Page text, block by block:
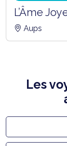
L’Âme
Aups
Les